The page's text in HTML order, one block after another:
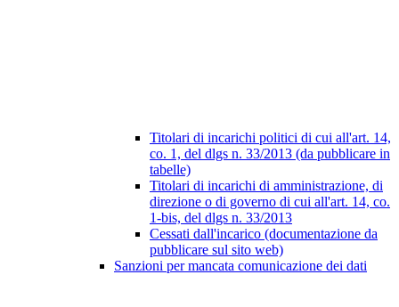
Titolari di incarichi politici di cui all'art. 14,
co. 1, del dlgs n. 33/2013 (da pubblicare in
tabelle)
Titolari di incarichi di amministrazione, di
direzione o di governo di cui all'art. 14, co.
1-bis, del dlgs n. 33/2013
Cessati dall'incarico (documentazione da
pubblicare sul sito web)
Sanzioni per mancata comunicazione dei dati